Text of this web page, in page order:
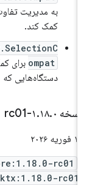
کمک کند.
ompatبرای کمک
دستگاه‌هایی که API 36.1 را اجرا می‌کنند، اضافه شد.
۱ .۱۸.۰-rc01
rc01
ktx:1.18.0-rc01